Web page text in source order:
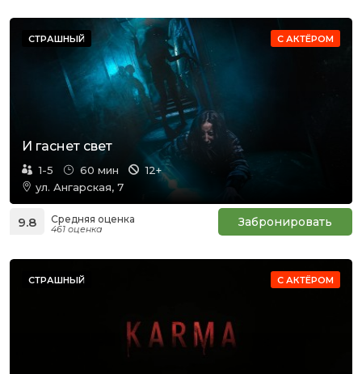
С АКТЁРОМ
СТРАШНЫЙ
И гаснет свет
1-5 60 мин
12+
ул. Ангарская, 7
9.8 Средняя оценка
461 оценка Забронировать
С АКТЁРОМ
СТРАШНЫЙ